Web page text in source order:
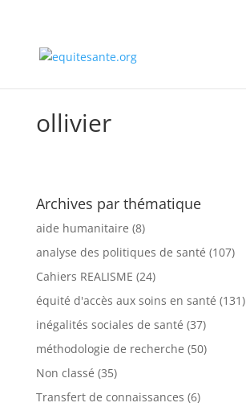
ollivier
Archives par thématique
aide humanitaire (8)
analyse des politiques de santé (107)
Cahiers REALISME (24)
équité d'accès aux soins en santé (131)
inégalités sociales de santé (37)
méthodologie de recherche (50)
Non classé (35)
Transfert de connaissances (6)